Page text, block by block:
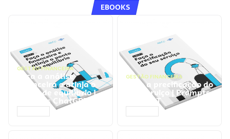
EBOOKS
GESTÃO FINANCEIRA
Faça a análise
financeira e atinja o
ponto de equilíbrio |
Prompts ChatGPT
GESTÃO FINANCEIRA
Faça a precificação do
seu serviço | Prompts
ChatGPT